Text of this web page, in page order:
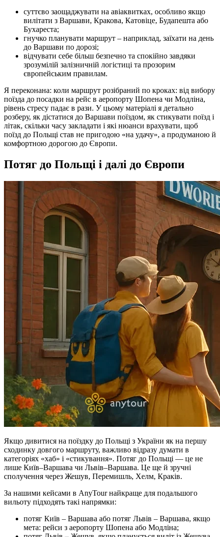
суттєво заощаджувати на авіаквитках, особливо якщо
вилітати з Варшави, Кракова, Катовіце, Будапешта або
Бухареста;
гнучко планувати маршрут – наприклад, заїхати на день
до Варшави по дорозі;
відчувати себе більш безпечно та спокійно завдяки
зрозумілій залізничній логістиці та прозорим
європейським правилам.
Я переконана: коли маршрут розібраний по кроках: від вибору
поїзда до посадки на рейс в аеропорту Шопена чи Модліна,
рівень стресу падає в рази. У цьому матеріалі я детально
розберу, як дістатися до Варшави поїздом, як стикувати поїзд і
літак, скільки часу закладати і які нюанси врахувати, щоб
поїзд до Польщі став не пригодою «на удачу», а продуманою й
комфортною дорогою до Європи.
Потяг до Польщі і далі до Європи
Якщо дивитися на поїздку до Польщі з України як на першу
сходинку довгого маршруту, важливо відразу думати в
категоріях «хаб» і «стикування». Потяг до Польщі — це не
лише Київ–Варшава чи Львів–Варшава. Це ще й зручні
сполучення через Жешув, Перемишль, Хелм, Краків.
За нашими кейсами в AnyTour найкраще для подальшого
вильоту підходять такі напрямки:
потяг Київ – Варшава або потяг Львів – Варшава, якщо
мета: рейси з аеропорту Шопена або Модліна;